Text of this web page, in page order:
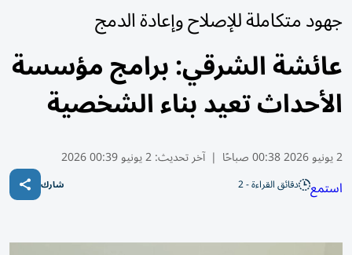
جهود متكاملة للإصلاح وإعادة الدمج
عائشة الشرقي: برامج مؤسسة
الأحداث تعيد بناء الشخصية
2 يونيو 2026 00:38 صباحًا | آخر تحديث:2 يونيو 00:39 2026
استمع دقائق القراءة - 2 شارك